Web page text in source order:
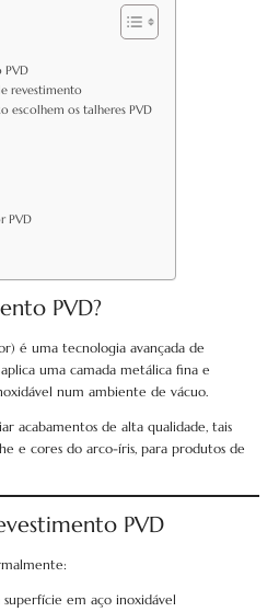
PVD
revestimento
escolhem os talheres PVD
PVD
PVD?
é uma tecnologia avançada de
uma camada metálica fina e
num ambiente de vácuo.
acabamentos de alta qualidade, tais
e cores do arco-íris, para produtos de
PVD
em aço inoxidável